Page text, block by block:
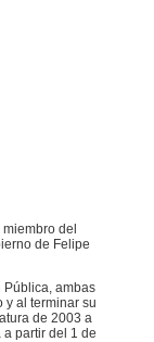
del
de Felipe
Pública, ambas
y al terminar su
de 2003 a
partir del 1 de